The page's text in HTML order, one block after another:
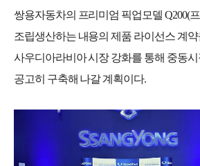
쌍용자동차의 프리미엄 픽업모델 Q200(
조립생산하는 내용의 제품 라이선스 계
사우디아라비아 시장 강화를 통해 중동
공고히 구축해 나갈 계획이다.